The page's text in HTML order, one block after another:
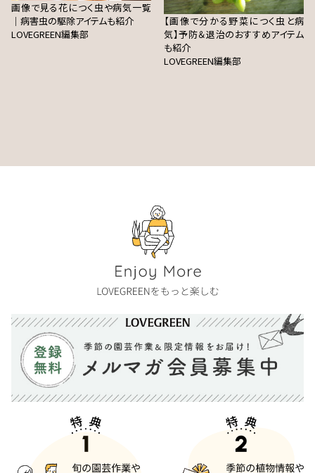
画像で見る花につく虫や病気一覧
｜病害虫の駆除アイテムも紹介
LOVEGREEN編集部
【画像で分かる野菜につく虫と病
気】予防＆退治のおすすめアイテム
も紹介
LOVEGREEN編集部